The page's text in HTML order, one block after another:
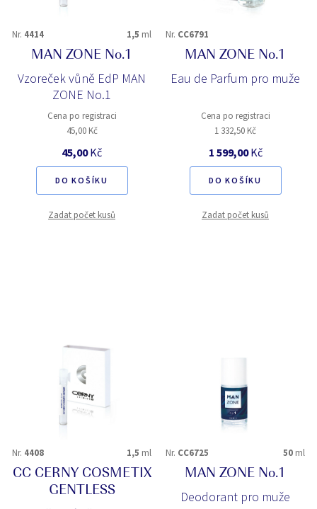
Nr. 4414 1,5 ml
MAN ZONE No.1
Vzoreček vůně EdP MAN
ZONE No.1
Cena po registraci
45,00 Kč
45,00Kč
DO KOŠÍKU
Zadat počet kusů
Nr. CC6791
MAN ZONE No.1
Eau de Parfum pro muže
Cena po registraci
1 332,50 Kč
1 599,00Kč
DO KOŠÍKU
Zadat počet kusů
Nr. 4408 1,5 ml
CC CERNY COSMETIX
GENTLESS
Nr. CC6725 50 ml
MAN ZONE No.1
Deodorant pro muže